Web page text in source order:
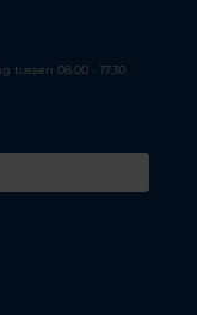
tussen 08.00 - 17.30